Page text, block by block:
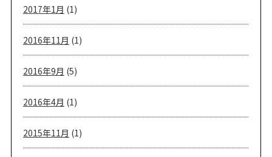
2017年1月 (1)
2016年11月 (1)
2016年9月 (5)
2016年4月 (1)
2015年11月 (1)